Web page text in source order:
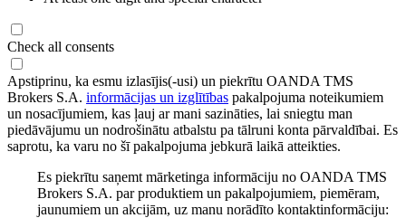
Check all consents
Apstiprinu, ka esmu izlasījis(-usi) un piekrītu OANDA TMS
Brokers S.A. informācijas un izglītības pakalpojuma noteikumiem
un nosacījumiem, kas ļauj ar mani sazināties, lai sniegtu man
piedāvājumu un nodrošinātu atbalstu pa tālruni konta pārvaldībai. Es
saprotu, ka varu no šī pakalpojuma jebkurā laikā atteikties.
Es piekrītu saņemt mārketinga informāciju no OANDA TMS
Brokers S.A. par produktiem un pakalpojumiem, piemēram,
jaunumiem un akcijām, uz manu norādīto kontaktinformāciju: